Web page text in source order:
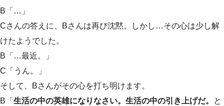
B「…」
Cさんの答えに、Bさんは再び沈黙。しかし…その心は少し解
けたようでした。
B「…最近。」
C「うん。」
そして、Bさんがその心を打ち明けます。
B「 生活の中の英雄になりなさい。生活の中の引き上げだ。
と